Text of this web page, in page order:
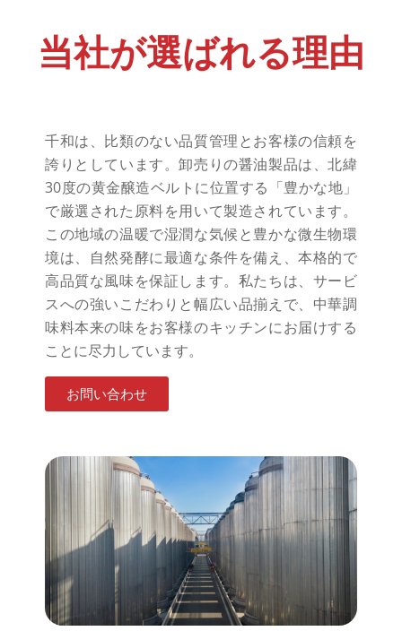
当社が選ばれる理由
千和は、比類のない品質管理とお客様の信頼を
誇りとしています。卸売りの醤油製品は、北緯
30度の黄金醸造ベルトに位置する「豊かな地」
で厳選された原料を用いて製造されています。
この地域の温暖で湿潤な気候と豊かな微生物環
境は、自然発酵に最適な条件を備え、本格的で
高品質な風味を保証します。私たちは、サービ
スへの強いこだわりと幅広い品揃えで、中華調
味料本来の味をお客様のキッチンにお届けする
ことに尽力しています。
お問い合わせ